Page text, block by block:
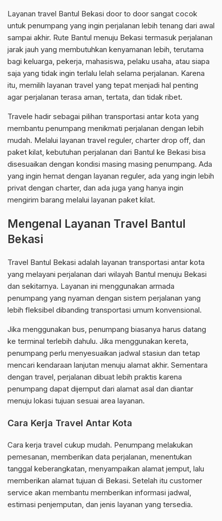
Layanan travel Bantul Bekasi door to door sangat cocok
untuk penumpang yang ingin perjalanan lebih tenang dari awal
sampai akhir. Rute Bantul menuju Bekasi termasuk perjalanan
jarak jauh yang membutuhkan kenyamanan lebih, terutama
bagi keluarga, pekerja, mahasiswa, pelaku usaha, atau siapa
saja yang tidak ingin terlalu lelah selama perjalanan. Karena
itu, memilih layanan travel yang tepat menjadi hal penting
agar perjalanan terasa aman, tertata, dan tidak ribet.
Travele hadir sebagai pilihan transportasi antar kota yang
membantu penumpang menikmati perjalanan dengan lebih
mudah. Melalui layanan travel reguler, charter drop off, dan
paket kilat, kebutuhan perjalanan dari Bantul ke Bekasi bisa
disesuaikan dengan kondisi masing masing penumpang. Ada
yang ingin hemat dengan layanan reguler, ada yang ingin lebih
privat dengan charter, dan ada juga yang hanya ingin
mengirim barang melalui layanan paket kilat.
Mengenal Layanan Travel Bantul
Bekasi
Travel Bantul Bekasi adalah layanan transportasi antar kota
yang melayani perjalanan dari wilayah Bantul menuju Bekasi
dan sekitarnya. Layanan ini menggunakan armada
penumpang yang nyaman dengan sistem perjalanan yang
lebih fleksibel dibanding transportasi umum konvensional.
Jika menggunakan bus, penumpang biasanya harus datang
ke terminal terlebih dahulu. Jika menggunakan kereta,
penumpang perlu menyesuaikan jadwal stasiun dan tetap
mencari kendaraan lanjutan menuju alamat akhir. Sementara
dengan travel, perjalanan dibuat lebih praktis karena
penumpang dapat dijemput dari alamat asal dan diantar
menuju lokasi tujuan sesuai area layanan.
Cara Kerja Travel Antar Kota
Cara kerja travel cukup mudah. Penumpang melakukan
pemesanan, memberikan data perjalanan, menentukan
tanggal keberangkatan, menyampaikan alamat jemput, lalu
memberikan alamat tujuan di Bekasi. Setelah itu customer
service akan membantu memberikan informasi jadwal,
estimasi penjemputan, dan jenis layanan yang tersedia.